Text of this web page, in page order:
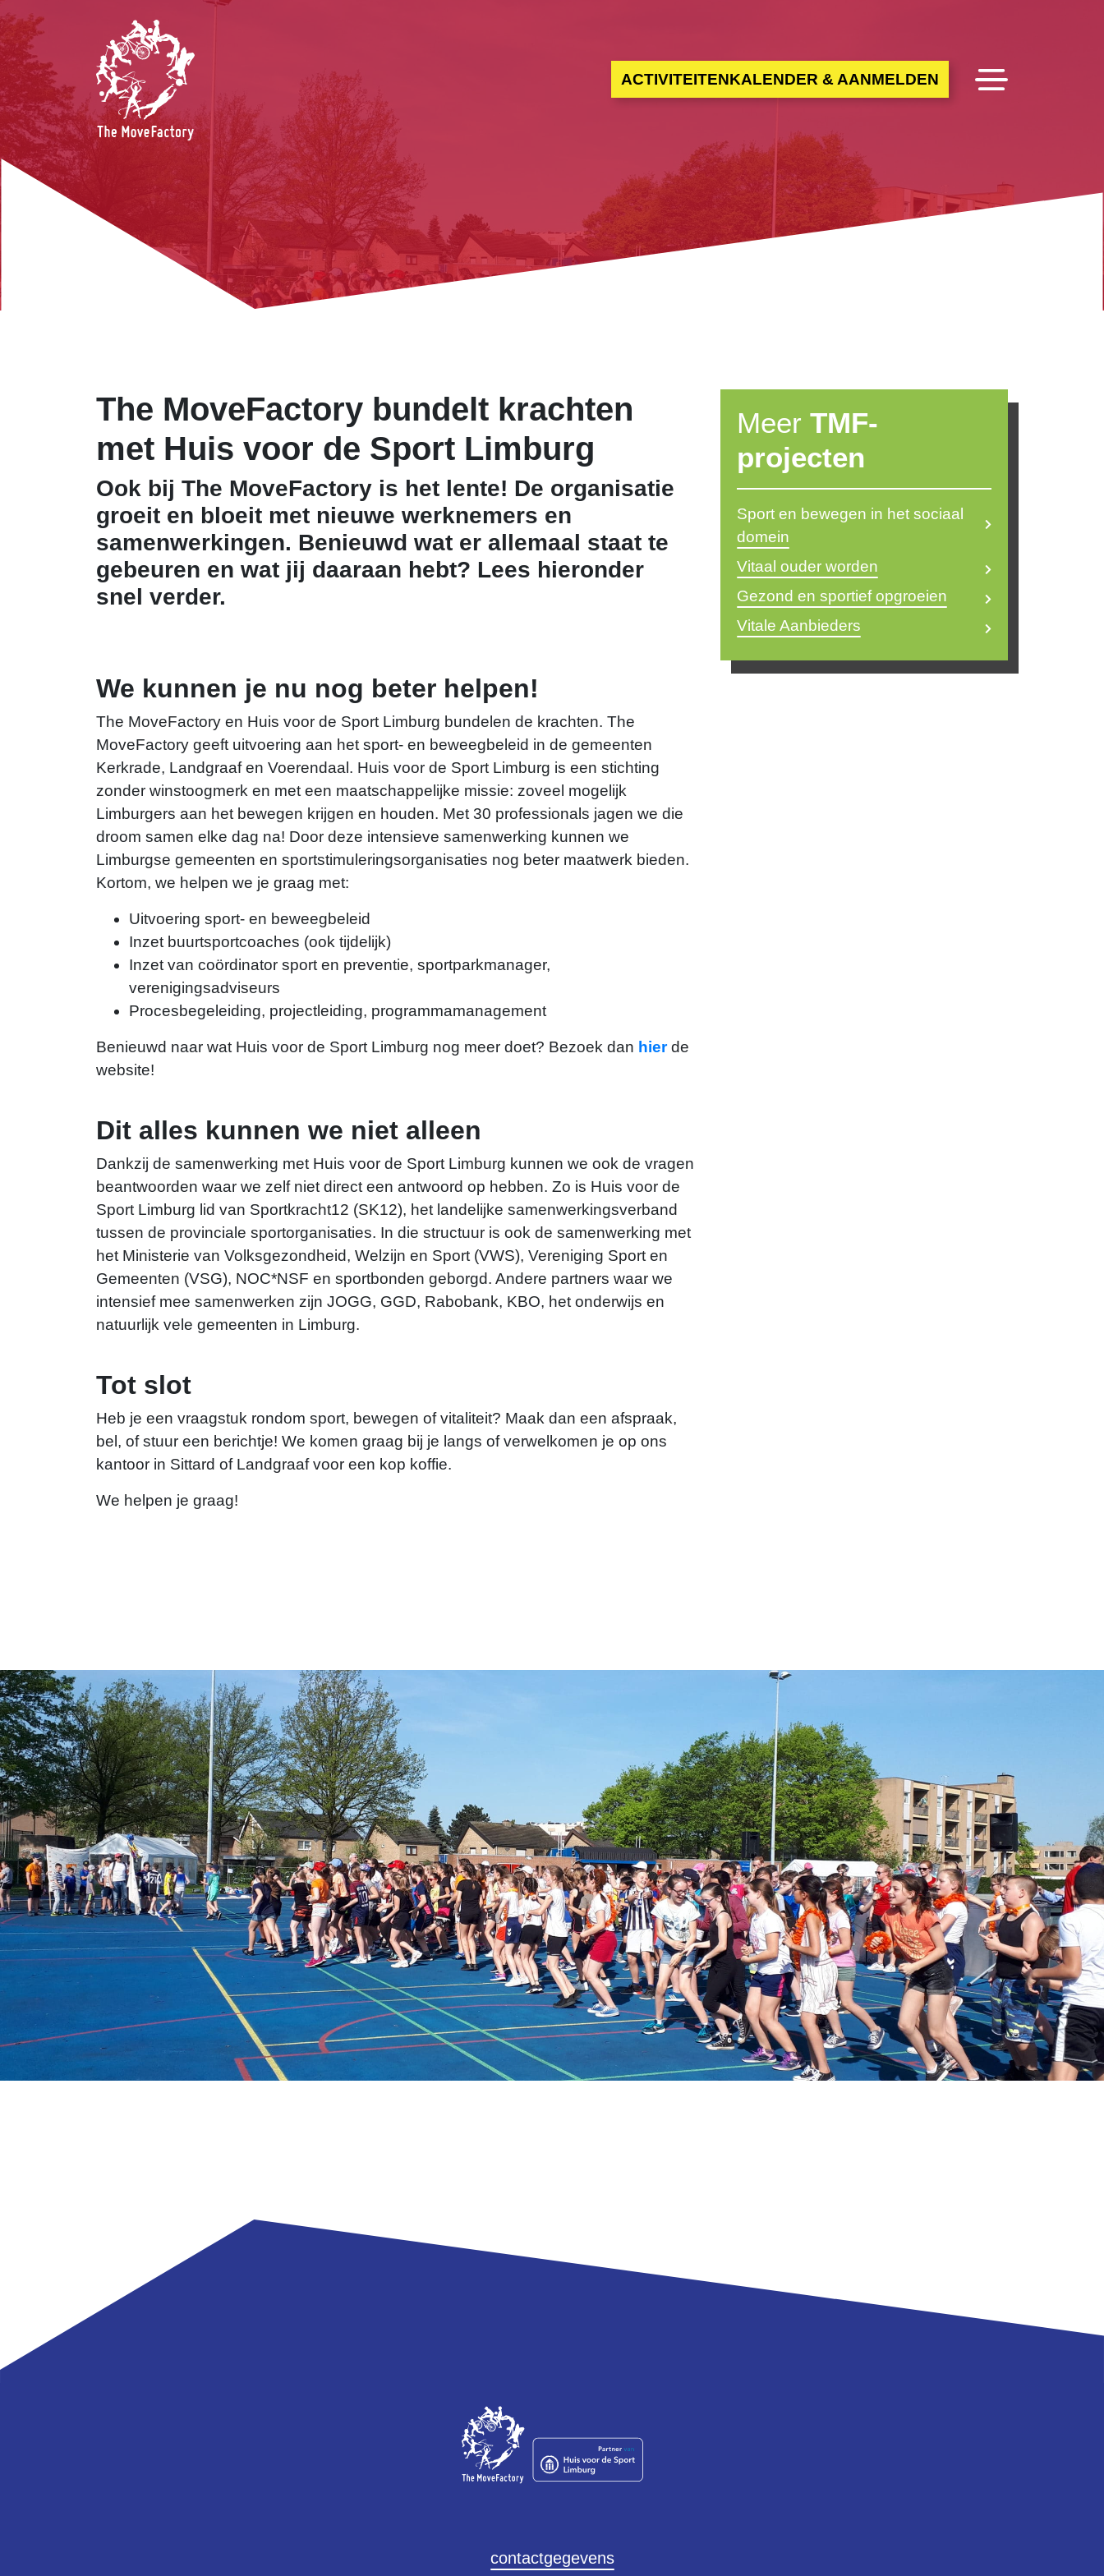
ACTIVITEITENKALENDER & AANMELDEN
The MoveFactory bundelt krachten
met Huis voor de Sport Limburg
Ook bij The MoveFactory is het lente! De organisatie
groeit en bloeit met nieuwe werknemers en
samenwerkingen. Benieuwd wat er allemaal staat te
gebeuren en wat jij daaraan hebt? Lees hieronder
snel verder.
We kunnen je nu nog beter helpen!
The MoveFactory en Huis voor de Sport Limburg bundelen de krachten. The
MoveFactory geeft uitvoering aan het sport- en beweegbeleid in de gemeenten
Kerkrade, Landgraaf en Voerendaal. Huis voor de Sport Limburg is een stichting
zonder winstoogmerk en met een maatschappelijke missie: zoveel mogelijk
Limburgers aan het bewegen krijgen en houden. Met 30 professionals jagen we die
droom samen elke dag na! Door deze intensieve samenwerking kunnen we
Limburgse gemeenten en sportstimuleringsorganisaties nog beter maatwerk bieden.
Kortom, we helpen we je graag met:
Uitvoering sport- en beweegbeleid
Inzet buurtsportcoaches (ook tijdelijk)
Inzet van coördinator sport en preventie, sportparkmanager,
verenigingsadviseurs
Procesbegeleiding, projectleiding, programmamanagement
Benieuwd naar wat Huis voor de Sport Limburg nog meer doet? Bezoek dan hier de
website!
Dit alles kunnen we niet alleen
Dankzij de samenwerking met Huis voor de Sport Limburg kunnen we ook de vragen
beantwoorden waar we zelf niet direct een antwoord op hebben. Zo is Huis voor de
Sport Limburg lid van Sportkracht12 (SK12), het landelijke samenwerkingsverband
tussen de provinciale sportorganisaties. In die structuur is ook de samenwerking met
het Ministerie van Volksgezondheid, Welzijn en Sport (VWS), Vereniging Sport en
Gemeenten (VSG), NOC*NSF en sportbonden geborgd. Andere partners waar we
intensief mee samenwerken zijn JOGG, GGD, Rabobank, KBO, het onderwijs en
natuurlijk vele gemeenten in Limburg.
Tot slot
Heb je een vraagstuk rondom sport, bewegen of vitaliteit? Maak dan een afspraak,
bel, of stuur een berichtje! We komen graag bij je langs of verwelkomen je op ons
kantoor in Sittard of Landgraaf voor een kop koffie.
We helpen je graag!
Meer TMF-
projecten
Sport en bewegen in het sociaal
domein
Vitaal ouder worden
Gezond en sportief opgroeien
Vitale Aanbieders
contactgegevens